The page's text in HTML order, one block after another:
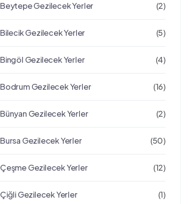
Beytepe Gezilecek Yerler (2)
Bilecik Gezilecek Yerler (5)
Bingöl Gezilecek Yerler (4)
Bodrum Gezilecek Yerler (16)
Bünyan Gezilecek Yerler (2)
Bursa Gezilecek Yerler (50)
Çeşme Gezilecek Yerler (12)
Çiğli Gezilecek Yerler (1)